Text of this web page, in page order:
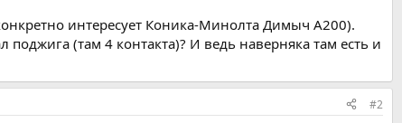
интересует Коника-Минолта Димыч А200).
(там 4 контакта)? И ведь наверняка там есть и
#2